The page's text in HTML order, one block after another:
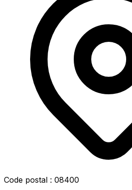
Code postal : 08400